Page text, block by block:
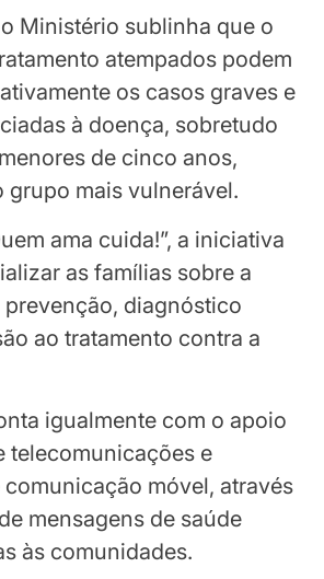
Ministério sublinha que o
atempados podem
os casos graves e
à doença, sobretudo
de cinco anos,
grupo mais vulnerável.
ama cuida!”, a iniciativa
as famílias sobre a
diagnóstico
ao tratamento contra a
igualmente com o apoio
telecomunicações e
móvel, através
mensagens de saúde
às comunidades.